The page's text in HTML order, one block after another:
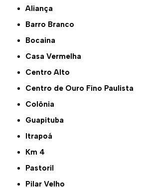
Aliança
Barro Branco
Bocaina
Casa Vermelha
Centro Alto
Centro de Ouro Fino Paulista
Colônia
Guapituba
Itrapoá
Km 4
Pastoril
Pilar Velho